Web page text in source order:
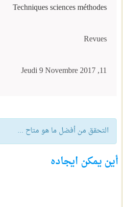
Techniques sciences méthodes
Revues
11, Jeudi 9 Novembre 2017
التحقق من أفضل ما هو متاح ...
أين يمكن ايجاده